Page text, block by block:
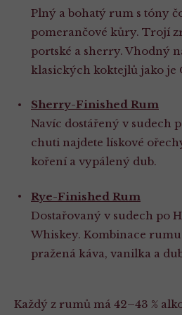
Plný a bohatý rum s tóny
pomerančové kůry. Trojí
portské a sherry. Vhodný
klasických koktejlů jako je
Sherry-Finished Rum
Navíc dostářený v sudech
chuti najdete lískové
koření a vypálený dub.
Rye-Finished Rum
Dostařovaný v sudech po
Whiskey. Kombinace
pražená káva, vanilka a
Každý z rumů má 42–43 %